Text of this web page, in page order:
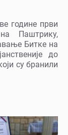
године први
Паштрику,
Битке на
до
су бранили